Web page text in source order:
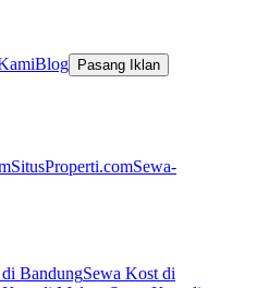
(6 menit)
(7 menit)
/Bulan
Blog Pasang Iklan
SitusProperti.comSewa-
BandungSewa Kost di